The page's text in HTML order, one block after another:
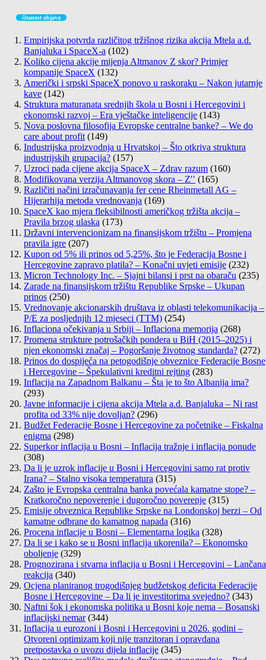
čitanost objava
Empirijska potvrda različitog tržišnog rizika akcija Mtela a.d.
Banjaluka i SpaceX-a (102)
Koliko cijena akcije mijenja Altmanov Z skor? Primjer
kompanije SpaceX (132)
Američki i srpski SpaceX ponovo u raskoraku – Nakon jutarnje
kave (142)
Struktura maturanata srednjih škola u Bosni i Hercegovini i
ekonomski razvoj – Era vještačke inteligencije (143)
Nova poslovna filosofija Evropske centralne banke? – We do
care about profit (149)
Industrijska proizvodnja u Hrvatskoj – Što otkriva struktura
industrijskih grupacija? (157)
Uzroci pada cijene akcija SpaceX – Zdrav razum (160)
Modifikovana verzija Altmanovog skora – Z′′ (165)
Različiti načini izračunavanja fer cene Rheinmetall AG –
Hijerarhija metoda vrednovanja (169)
SpaceX kao mjera fleksibilnosti američkog tržišta akcija –
Pravila brzog ulaska (173)
Državni intervencionizam na finansijskom tržištu – Promjena
pravila igre (207)
Kupon od 5% ili prinos od 5,25%, što je Federacija Bosne i
Hercegovine zapravo platila? – Konačni uvjeti emisije (232)
Micron Technology Inc. – Sjajni bilansi i prst na obaraču (235)
Zarade na finansijskom tržištu Republike Srpske – Ukupan
prinos (250)
Vrednovanje akcionarskih društava iz oblasti telekomunikacija –
P/E za posljednjih 12 mjeseci (TTM) (254)
Inflaciona očekivanja u Srbiji – Inflaciona memorija (268)
Promena strukture potrošačkih pondera u BiH (2015–2025) i
njen ekonomski značaj – Pogoršanje životnog standarda? (272)
Prinos do dospijeća na petogodišnje obveznice Federacije Bosne
i Hercegovine – Špekulativni kreditni rejting (283)
Inflacija na Zapadnom Balkanu – Šta je to što Albanija ima?
(293)
Javne informacije i cijena akcija Mtela a.d. Banjaluka – Ni rast
profita od 33% nije dovoljan? (296)
Budžet Federacije Bosne i Hercegovine za početnike – Fiskalna
enigma (298)
Superkor inflacija u Bosni – Inflacija tražnje i inflacija ponude
(308)
Da li je uzrok inflacije u Bosni i Hercegovini samo rat protiv
Irana? – Stalno visoka temperatura (315)
Zašto je Evropska centralna banka povećala kamatne stope? –
Kratkoročno nepoverenje i dugoročno poverenje (315)
Emisije obveznica Republike Srpske na Londonskoj berzi – Od
kamatne odbrane do kamatnog napada (316)
Procena inflacije u Bosni – Elementarna logika (328)
Da li se i kako se u Bosni inflacija ukorenila? – Ekonomsko
oboljenje (329)
Prognozirana i stvarna inflacija u Bosni i Hercegovini – Lančana
reakcija (340)
Ocjena planiranog trogodišnjeg budžetskog deficita Federacije
Bosne i Hercegovine – Da li je investitorima svejedno? (343)
Naftni šok i ekonomska politika u Bosni koje nema – Bosanski
inflacijski nemar (344)
Inflacija u eurozoni i Bosni i Hercegovini u 2026. godini –
Otvoreni optimizam koji nije tranzitoran i opravdana
pretpostavka o uvozu dijela inflacije (345)